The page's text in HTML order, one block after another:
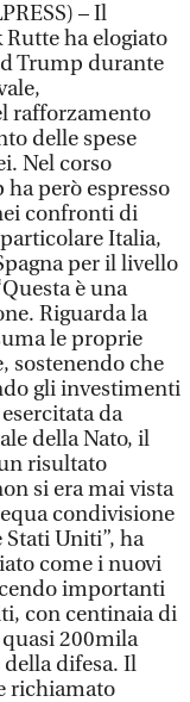
– Il
Rutte ha elogiato
Trump durante
rafforzamento
delle spese
Nel corso
però espresso
confronti di
Italia,
per il livello
è una
Riguarda la
le proprie
sostenendo che
gli investimenti
da
della Nato, il
risultato
si era mai vista
condivisione
Uniti”, ha
come i nuovi
importanti
con centinaia di
200mila
difesa. Il
richiamato